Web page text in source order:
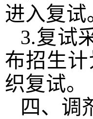
进入复试
3.复试
布招生计
织复试。
四、调